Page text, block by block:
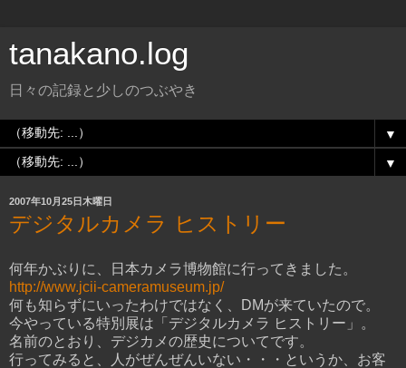
tanakano.log
日々の記録と少しのつぶやき
▼
▼
2007年10月25日木曜日
デジタルカメラ ヒストリー
何年かぶりに、日本カメラ博物館に行ってきました。
http://www.jcii-cameramuseum.jp/
何も知らずにいったわけではなく、DMが来ていたので。
今やっている特別展は「デジタルカメラ ヒストリー」。
名前のとおり、デジカメの歴史についてです。
行ってみると、人がぜんぜんいない・・・というか、お客